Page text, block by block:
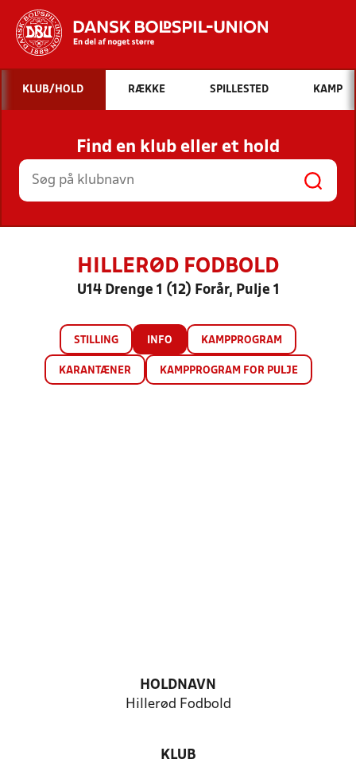
Hvad vil du søge efter?
INDHOLD OG NYHEDER
STILLINGER, RESULTATER, KLUBBER OG
HOLD
KLUB/HOLD RÆKKE SPILLESTED KAMP
Find en klub eller et hold
HILLERØD FODBOLD
U14 Drenge 1 (12) Forår, Pulje 1
STILLING INFO KAMPPROGRAM
KARANTÆNER KAMPPROGRAM FOR PULJE
HOLDNAVN
Hillerød Fodbold
KLUB